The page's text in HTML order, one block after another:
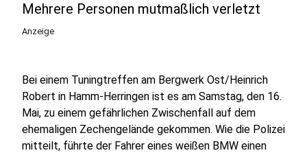
Mehrere Personen mutmaßlich verletzt
Anzeige
Bei einem Tuningtreffen am Bergwerk Ost/Heinrich
Robert in Hamm-Herringen ist es am Samstag, den 16.
Mai, zu einem gefährlichen Zwischenfall auf dem
ehemaligen Zechengelände gekommen. Wie die Polizei
mitteilt, führte der Fahrer eines weißen BMW einen